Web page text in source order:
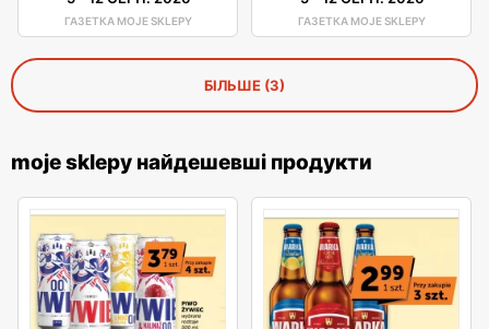
ГАЗЕТКА MOJE SKLEPY ГАЗЕТКА MOJE SKLEPY
БІЛЬШЕ (3)
moje sklepy найдешевші продукти